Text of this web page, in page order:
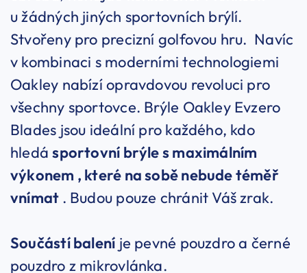
u žádných jiných sportovních brýlí.
Stvořeny pro precizní golfovou hru. Navíc
v kombinaci s moderními technologiemi
Oakley nabízí opravdovou revoluci pro
všechny sportovce. Brýle Oakley Evzero
Blades jsou ideální pro každého, kdo
hledásportovní brýle s maximálním
výkonem , které na sobě nebude téměř
vnímat . Budou pouze chránit Váš zrak.
Součástí balení je pevné pouzdro a černé
pouzdro z mikrovlánka.